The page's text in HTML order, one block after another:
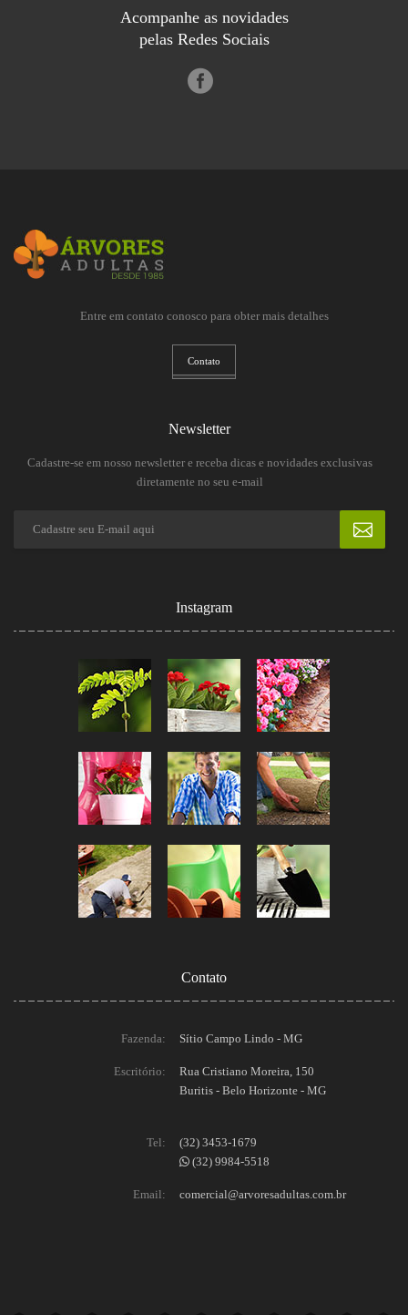
Acompanhe as novidades
pelas Redes Sociais
Entre em contato conosco para obter mais detalhes
Contato
Newsletter
Cadastre-se em nosso newsletter e receba dicas e novidades exclusivas
diretamente no seu e-mail
Instagram
Contato
Fazenda: Sítio Campo Lindo - MG
Escritório:
Rua Cristiano Moreira, 150
Buritis - Belo Horizonte - MG
Tel:
(32) 3453-1679
(32) 9984-5518
Email: comercial@arvoresadultas.com.br